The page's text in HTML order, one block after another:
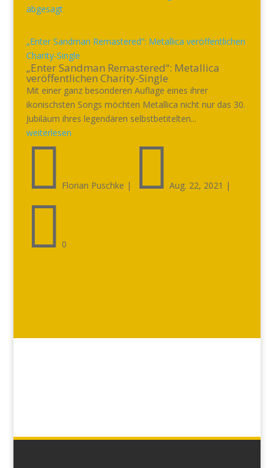
„Enter Sandman Remastered“: Metallica veröffentlichen
Charity-Single
„Enter Sandman Remastered“: Metallica
veröffentlichen Charity-Single
Mit einer ganz besonderen Auflage eines ihrer
ikonischsten Songs möchten Metallica nicht nur das 30.
Jubiläum ihres legendären selbstbetitelten...
weiterlesen
 Florian Puschke |  Aug. 22, 2021 |
 0